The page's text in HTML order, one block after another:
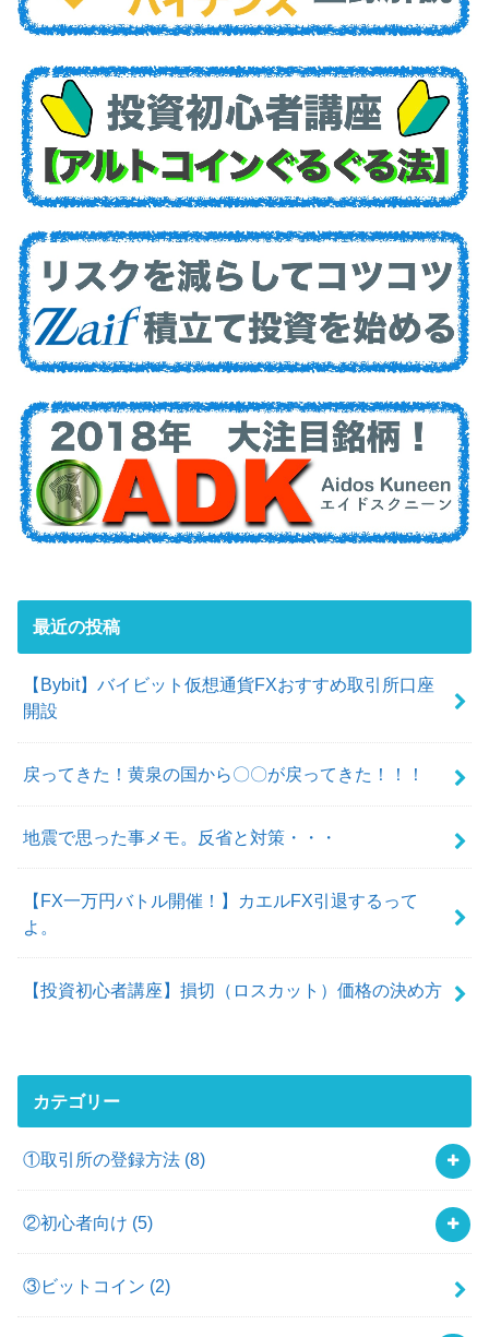
最近の投稿
【Bybit】バイビット仮想通貨FXおすすめ取引所口座
開設
戻ってきた！黄泉の国から〇〇が戻ってきた！！！
地震で思った事メモ。反省と対策・・・
【FX一万円バトル開催！】カエルFX引退するって
よ。
【投資初心者講座】損切（ロスカット）価格の決め方
カテゴリー
①取引所の登録方法 (8)
②初心者向け (5)
③ビットコイン (2)